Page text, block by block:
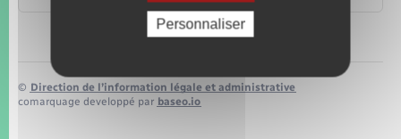
© Direction de l’information légale et administrative
comarquage developpé par baseo.io
Personnaliser